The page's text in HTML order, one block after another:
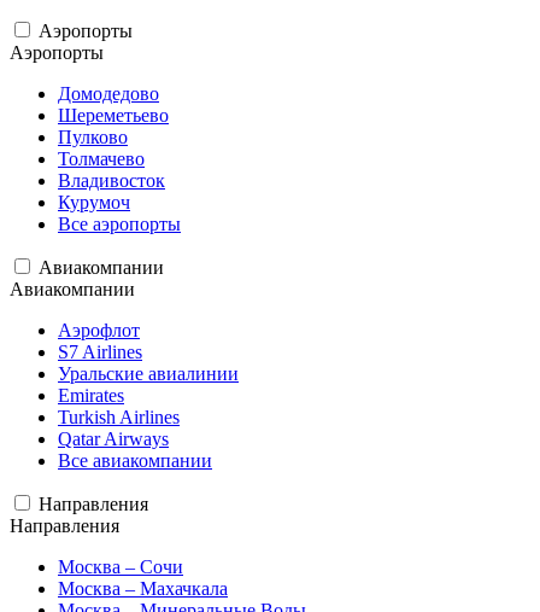
Аэропорты
Аэропорты
Домодедово
Шереметьево
Пулково
Толмачево
Владивосток
Курумоч
Все аэропорты
Авиакомпании
Авиакомпании
Аэрофлот
S7 Airlines
Уральские авиалинии
Emirates
Turkish Airlines
Qatar Airways
Все авиакомпании
Направления
Направления
Москва – Сочи
Москва – Махачкала